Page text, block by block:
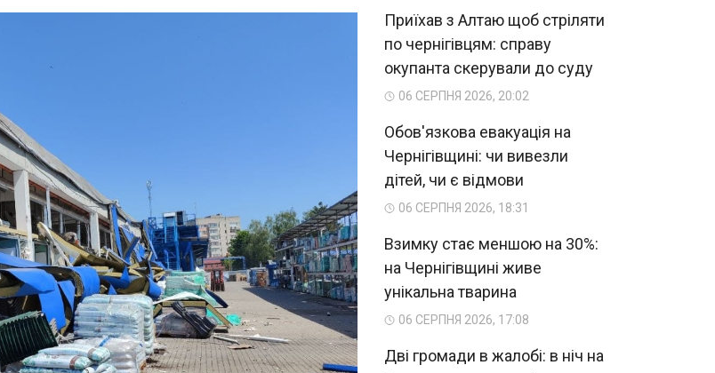
Приїхав з Алтаю щоб стріляти
по чернігівцям: справу
окупанта скерували до суду
06 СЕРПНЯ 2026, 20:02
Обов'язкова евакуація на
Чернігівщині: чи вивезли
дітей, чи є відмови
06 СЕРПНЯ 2026, 18:31
Взимку стає меншою на 30%:
на Чернігівщині живе
унікальна тварина
06 СЕРПНЯ 2026, 17:08
Дві громади в жалобі: в ніч на